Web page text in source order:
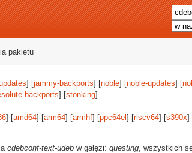
pakietu
] [jammy-backports] [noble] [noble-updates] [
backports] [stonking]
] [amd64] [arm64] [armhf] [ppc64el ] [riscv64] [s390x]
cdebconf-text-udeb w gałęzi: questing, wszystkich